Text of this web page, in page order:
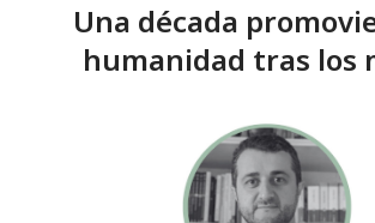
Una década
humanidad tras los